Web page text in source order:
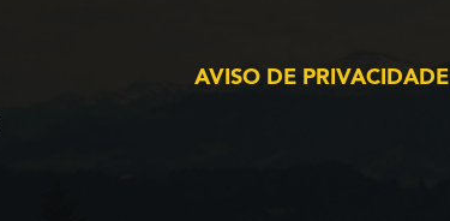
AVISO DE PRIVACIDADE